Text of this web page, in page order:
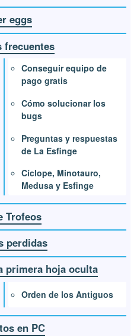
eggs
frecuentes
Conseguir equipo de
pago gratis
Cómo solucionar los
bugs
Preguntas y respuestas
de La Esfinge
Cíclope, Minotauro,
Medusa y Esfinge
Trofeos
perdidas
primera hoja oculta
Orden de los Antiguos
en PC